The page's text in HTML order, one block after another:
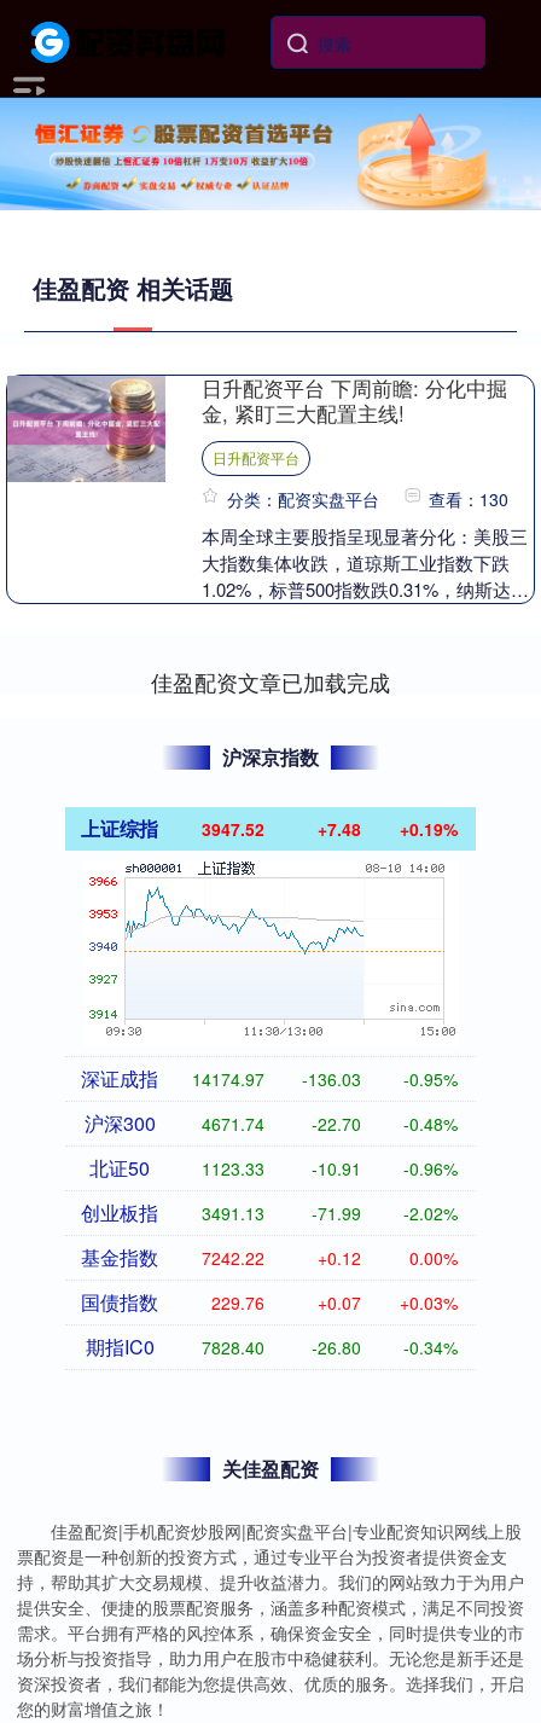
佳盈配资 相关话题
日升配资平台 下周前瞻: 分化中掘
金, 紧盯三大配置主线!
日升配资平台
分类：配资实盘平台 查看：130
本周全球主要股指呈现显著分化：美股三
大指数集体收跌，道琼斯工业指数下跌
1.02%，标普500指数跌0.31%，纳斯达克
佳盈配资文章已加载完成
沪深京指数
上证综指 3947.52 +7.48 +0.19%
深证成指 14174.97 -136.03 -0.95%
沪深300 4671.74 -22.70 -0.48%
北证50 1123.33 -10.91 -0.96%
创业板指 3491.13 -71.99 -2.02%
基金指数 7242.22 +0.12 0.00%
国债指数 229.76 +0.07 +0.03%
期指IC0 7828.40 -26.80 -0.34%
关佳盈配资
佳盈配资|手机配资炒股网|配资实盘平台|专业配资知识网线上股
票配资是一种创新的投资方式，通过专业平台为投资者提供资金支
持，帮助其扩大交易规模、提升收益潜力。我们的网站致力于为用户
提供安全、便捷的股票配资服务，涵盖多种配资模式，满足不同投资
需求。平台拥有严格的风控体系，确保资金安全，同时提供专业的市
场分析与投资指导，助力用户在股市中稳健获利。无论您是新手还是
资深投资者，我们都能为您提供高效、优质的服务。选择我们，开启
您的财富增值之旅！